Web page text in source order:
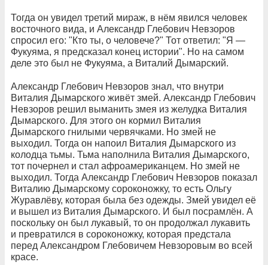
Тогда он увидел третий мираж, в нём явился человек
восточного вида, и Александр Глебович Невзоров
спросил его: "Кто ты, о человече?" Тот ответил: "Я —
Фукуяма, я предсказал конец истории". Но на самом
деле это был не Фукуяма, а Виталий Дымарский.
Александр Глебович Невзоров знал, что внутри
Виталия Дымарского живёт змей. Александр Глебович
Невзоров решил выманить змея из желудка Виталия
Дымарского. Для этого он кормил Виталия
Дымарского гнилыми червячками. Но змей не
выходил. Тогда он напоил Виталия Дымарского из
колодца тьмы. Тьма наполнила Виталия Дымарского,
тот почернел и стал афроамериканцем. Но змей не
выходил. Тогда Александр Глебович Невзоров показал
Виталию Дымарскому сороконожку, то есть Ольгу
Журавлёву, которая была без одежды. Змей увидел её
и вышел из Виталия Дымарского. И был посрамлён. А
поскольку он был лукавый, то он продолжал лукавить
и превратился в сороконожку, которая предстала
перед Александром Глебовичем Невзоровым во всей
красе.